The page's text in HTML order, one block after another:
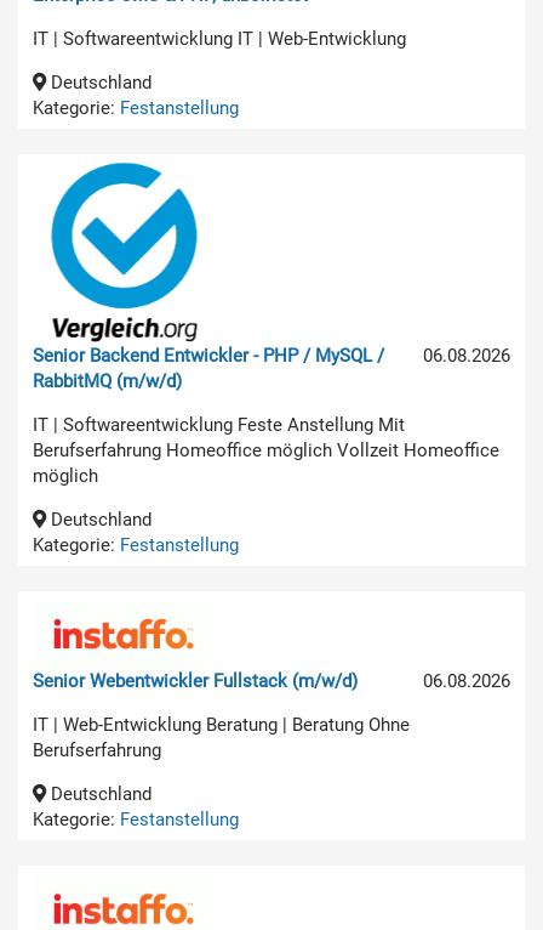
IT | Softwareentwicklung IT | Web-Entwicklung
Deutschland
Kategorie: Festanstellung
06.08.2026
Senior Backend Entwickler - PHP / MySQL /
RabbitMQ (m/w/d)
IT | Softwareentwicklung Feste Anstellung Mit
Berufserfahrung Homeoffice möglich Vollzeit Homeoffice
möglich
Deutschland
Kategorie: Festanstellung
06.08.2026
Senior Webentwickler Fullstack (m/w/d)
IT | Web-Entwicklung Beratung | Beratung Ohne
Berufserfahrung
Deutschland
Kategorie: Festanstellung